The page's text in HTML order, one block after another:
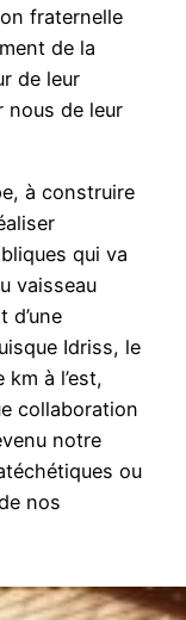
fraternelle
de la
de leur
nous de leur
à construire
qui va
vaisseau
d’une
Idriss, le
à l’est,
collaboration
notre
ou
nos